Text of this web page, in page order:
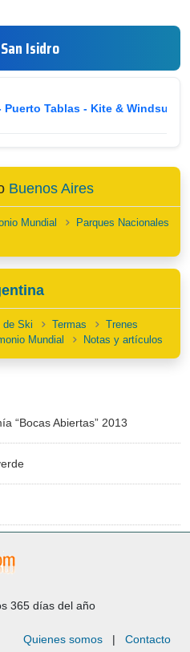
Isidro
Tablas - Kite & Windsurf
Buenos Aires
Mundial
Parques Nacionales
de Ski Termas
Trenes
Mundial Notas y artículos
“Bocas Abiertas” 2013
365 días del año
Quienes somos | Contacto